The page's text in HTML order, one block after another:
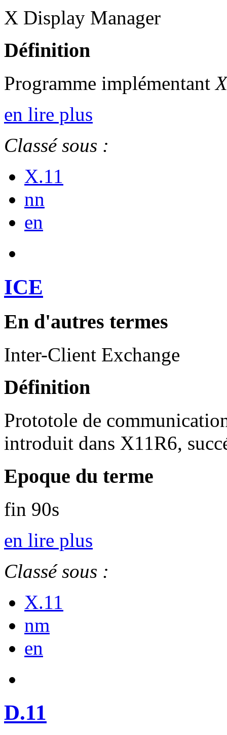
X Display Manager
Définition
Programme implémentant
en lire plus
Classé sous :
X.11
nn
en
ICE
En d'autres termes
Inter-Client Exchange
Définition
Prototole de
introduit dans X11R6,
Epoque du terme
fin 90s
en lire plus
Classé sous :
X.11
nm
en
D.11